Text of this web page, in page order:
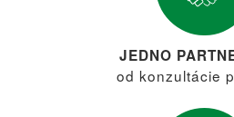
JEDNO
od konzultácie